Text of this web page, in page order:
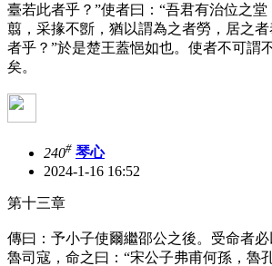
臺若此者乎？”使者曰：“吾君有治位之
翦，采掾不斵，猶以謂為之者勞，居之
者乎？”於是楚王蓋悒如也。使者不可謂
矣。
240# 琴心
2024-1-16 16:52
第十三章
傳曰：予小子使爾繼邵公之後。受命者
魯司寇，命之曰：“宋公子弗甫何孫，魯